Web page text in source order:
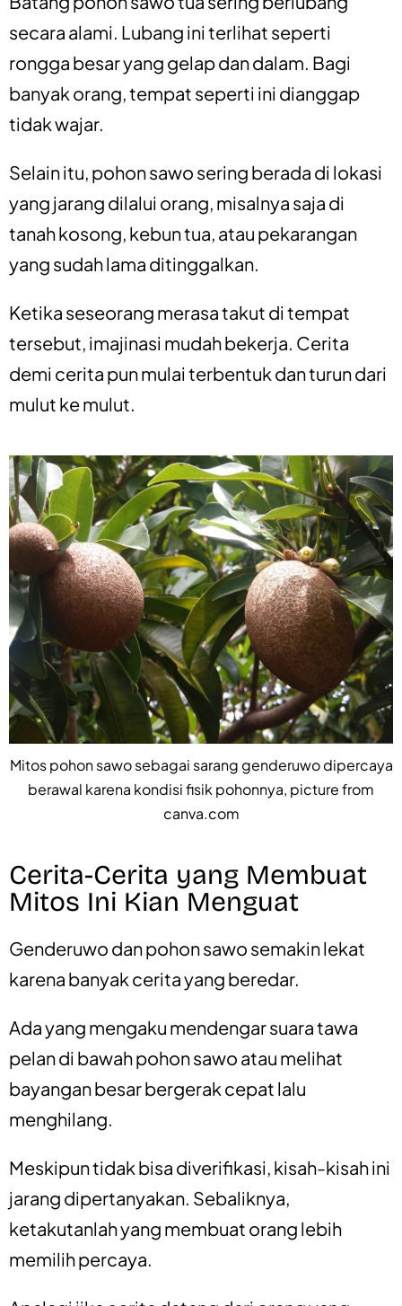
secara alami. Lubang ini terlihat seperti
rongga besar yang gelap dan dalam. Bagi
banyak orang, tempat seperti ini dianggap
tidak wajar.
Selain itu, pohon sawo sering berada di lokasi
yang jarang dilalui orang, misalnya saja di
tanah kosong, kebun tua, atau pekarangan
yang sudah lama ditinggalkan.
Ketika seseorang merasa takut di tempat
tersebut, imajinasi mudah bekerja. Cerita
demi cerita pun mulai terbentuk dan turun dari
mulut ke mulut.
Mitos pohon sawo sebagai sarang genderuwo dipercaya
berawal karena kondisi fisik pohonnya, picture from
canva.com
Cerita-Cerita yang Membuat
Mitos Ini Kian Menguat
Genderuwo dan pohon sawo semakin lekat
karena banyak cerita yang beredar.
Ada yang mengaku mendengar suara tawa
pelan di bawah pohon sawo atau melihat
bayangan besar bergerak cepat lalu
menghilang.
Meskipun tidak bisa diverifikasi, kisah-kisah ini
jarang dipertanyakan. Sebaliknya,
ketakutanlah yang membuat orang lebih
memilih percaya.